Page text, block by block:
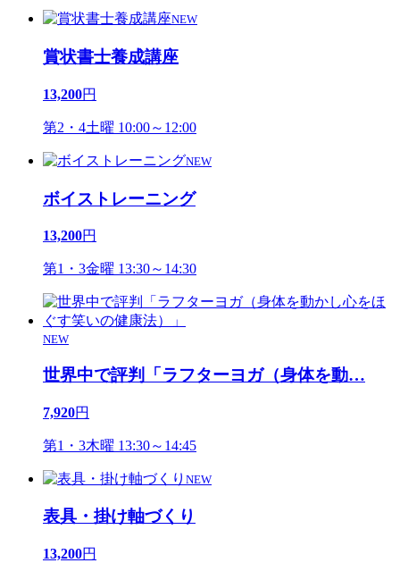
NEW
賞状書士養成講座
13,200円
第2・4土曜 10:00～12:00
NEW
ボイストレーニング
13,200円
第1・3金曜 13:30～14:30
NEW
世界中で評判「ラフターヨガ（身体を動…
7,920円
第1・3木曜 13:30～14:45
NEW
表具・掛け軸づくり
13,200円